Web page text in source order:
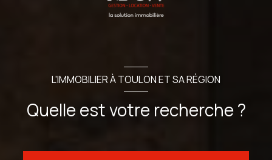
L'IMMOBILIER À TOULON ET SA RÉGION
Quelle est votre recherche ?